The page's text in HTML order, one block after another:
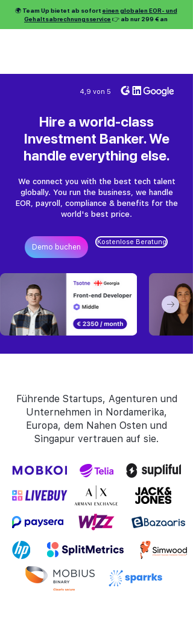
🌍 Team Up bietet ab sofort einen globalen EOR- und
Gehaltsabrechnungsservice 👉 ab nur 299 € an
4,9 von 5
Hire a world-class
Investment Banker. We
handle everything else.
We connect you with the best tech talent
globally. You run the business, we handle
EOR, payroll, compliance & benefits for the
world's best price.
Demo buchen
Kostenlose Beratung
Führende Startups, Agenturen und
Unternehmen in Nordamerika,
Europa, dem Nahen Osten und
Singapur vertrauen auf sie.